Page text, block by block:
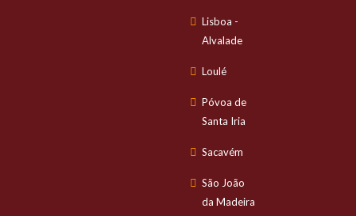
Lisboa -
Alvalade
Loulé
Póvoa de
Santa Iria
Sacavém
São João
da Madeira